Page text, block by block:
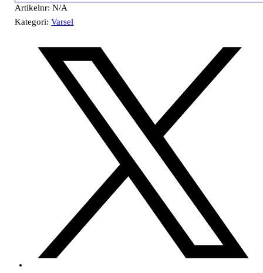
Artikelnr:N/A
Kategori:Varsel